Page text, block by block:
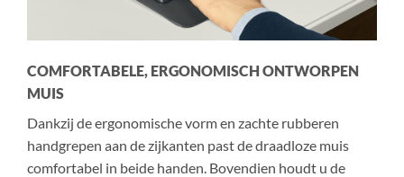
COMFORTABELE, ERGONOMISCH ONTWORPEN
MUIS
Dankzij de ergonomische vorm en zachte rubberen
handgrepen aan de zijkanten past de draadloze muis
comfortabel in beide handen. Bovendien houdt u de